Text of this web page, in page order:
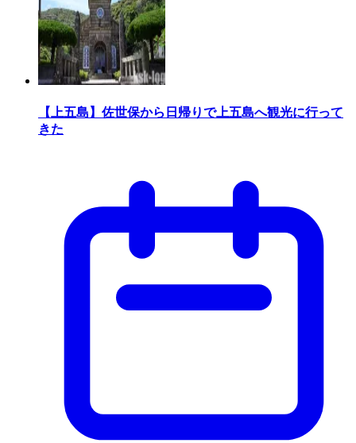
【上五島】佐世保から日帰りで上五島へ観光に行って
きた